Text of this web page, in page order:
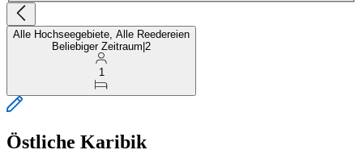
Alle Hochseegebiete, Alle Reedereien
Beliebiger Zeitraum 2
1
Östliche Karibik